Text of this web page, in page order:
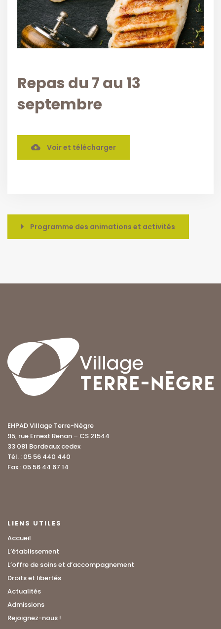
Repas du 7 au 13
septembre
Voir et télécharger
Programme des animations et activités
EHPAD Village Terre-Nègre
95, rue Ernest Renan – CS 21544
33 081 Bordeaux cedex
Tél. : 05 56 440 440
Fax : 05 56 44 67 14
LIENS UTILES
Accueil
L’établissement
L’offre de soins et d’accompagnement
Droits et libertés
Actualités
Admissions
Rejoignez-nous !